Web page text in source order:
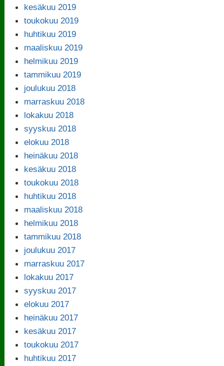
kesäkuu 2019
toukokuu 2019
huhtikuu 2019
maaliskuu 2019
helmikuu 2019
tammikuu 2019
joulukuu 2018
marraskuu 2018
lokakuu 2018
syyskuu 2018
elokuu 2018
heinäkuu 2018
kesäkuu 2018
toukokuu 2018
huhtikuu 2018
maaliskuu 2018
helmikuu 2018
tammikuu 2018
joulukuu 2017
marraskuu 2017
lokakuu 2017
syyskuu 2017
elokuu 2017
heinäkuu 2017
kesäkuu 2017
toukokuu 2017
huhtikuu 2017